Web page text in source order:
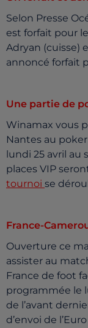
Selon Presse
est forfait pour
Adryan (cuisse)
annoncé forfait
Une partie de
Winamax vous
Nantes au
lundi 25 avril au
places VIP
tournoi se
France-
Ouverture ce
assister au
France de foot
programmée le
de l’avant
d’envoi de